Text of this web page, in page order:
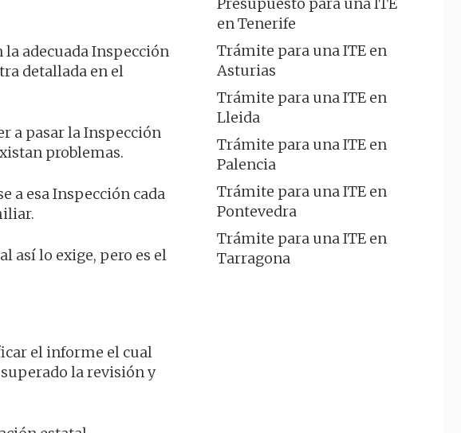
adecuada Inspección
detallada en el
a pasar la Inspección
problemas.
a esa Inspección cada
así lo exige, pero es el
el informe el cual
la revisión y
en Tenerife
Trámite para una ITE en
Asturias
Trámite para una ITE en
Lleida
Trámite para una ITE en
Palencia
Trámite para una ITE en
Pontevedra
Trámite para una ITE en
Tarragona